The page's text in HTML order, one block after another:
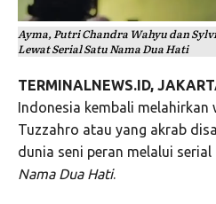
Ayma, Putri Chandra Wahyu dan
Lewat Serial Satu Nama Dua Hati
TERMINALNEWS.ID,
Indonesia kembali melahirkan
Tuzzahro atau yang akrab
dunia seni peran melalui
Nama Dua Hati.